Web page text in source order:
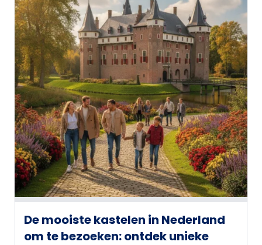
De mooiste kastelen in Nederland
om te bezoeken: ontdek unieke